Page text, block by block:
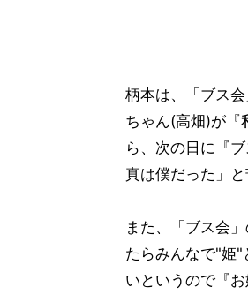
柄本は、「ブス
ちゃん(高畑)が『
ら、次の日に『
真は僕だった」と
また、「ブス会
たらみんなで"姫"
いというので『